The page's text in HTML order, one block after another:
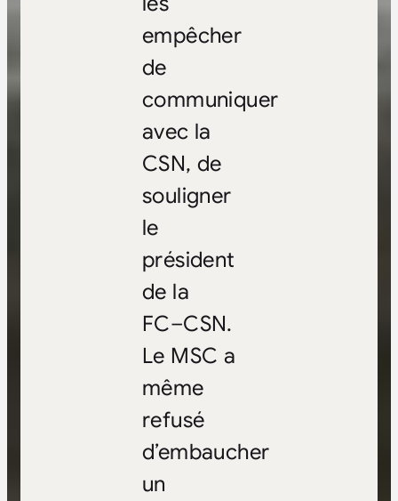
empêcher
de
communiquer
avec la
CSN, de
souligner
le
président
de la
FC–CSN.
Le MSC a
même
refusé
d’embaucher
un